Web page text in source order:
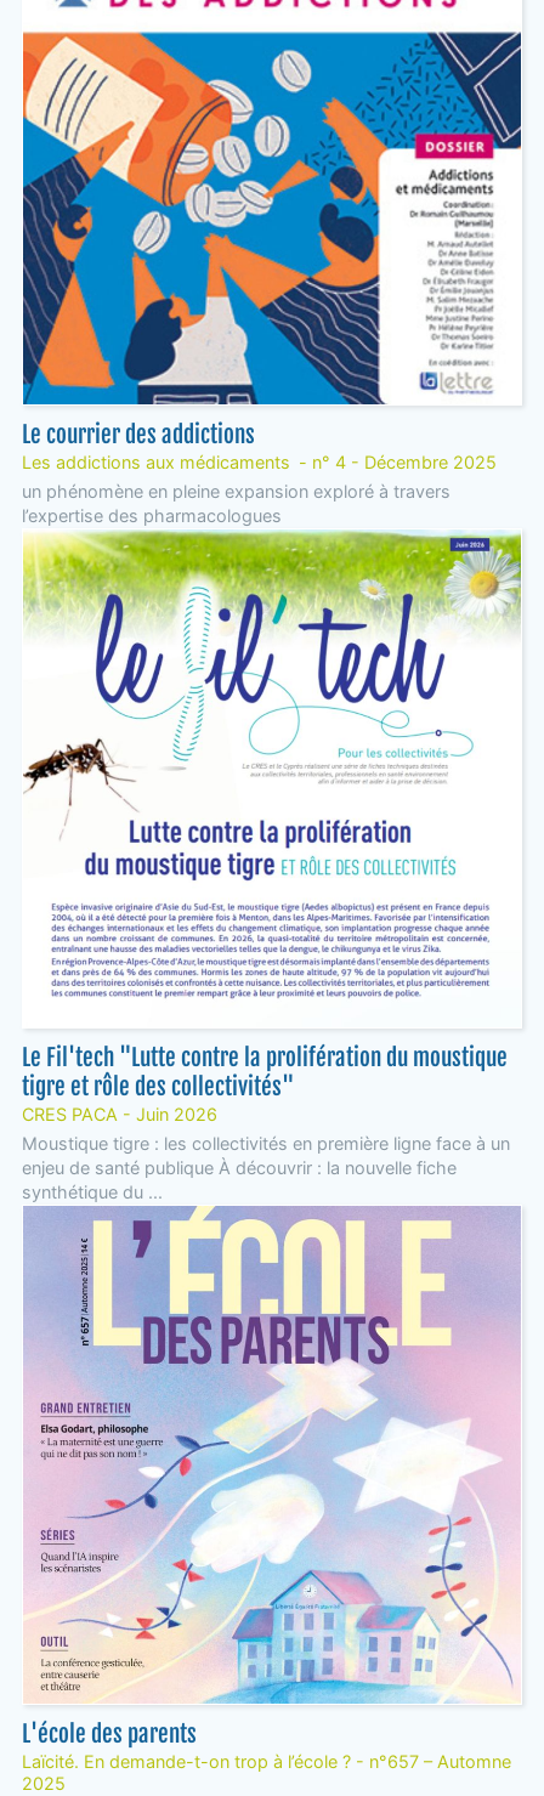
Le courrier des addictions
Les addictions aux médicaments - n° 4 - Décembre 2025
un phénomène en pleine expansion exploré à travers
l’expertise des pharmacologues
Le Fil'tech "Lutte contre la prolifération du moustique
tigre et rôle des collectivités"
CRES PACA - Juin 2026
Moustique tigre : les collectivités en première ligne face à un
enjeu de santé publique À découvrir : la nouvelle fiche
synthétique du ...
L'école des parents
Laïcité. En demande-t-on trop à l’école ? - n°657 – Automne
2025